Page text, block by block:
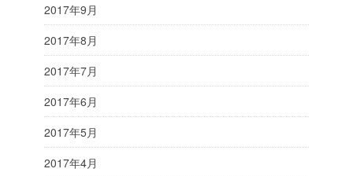
2017年9月
2017年8月
2017年7月
2017年6月
2017年5月
2017年4月